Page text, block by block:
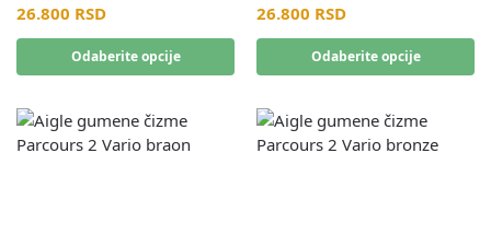
26.800 RSD
Odaberite opcije
26.800 RSD
Odaberite opcije